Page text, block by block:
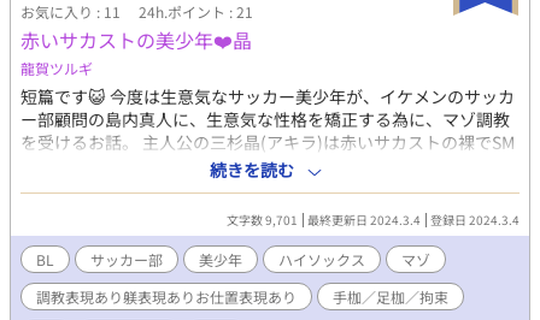
お気に入り : 11 24h.ポイント : 21
赤いサカストの美少年❤️晶
龍賀ツルギ
短篇です😺 今度は生意気なサッカー美少年が、イケメンのサッカ
ー部顧問の島内真人に、生意気な性格を矯正する為に、マゾ調教
を受けるお話。 主人公の三杉晶(アキラ)は赤いサカストの裸でSM
調教を受けます。 目標5000字以内でしたが無理でしたので、せめ
て10000字以内😅
続きを読む
文字数 9,701 最終更新日 2024.3.4 登録日 2024.3.4
BL サッカー部 美少年 ハイソックス
マゾ
調教表現あり躾表現ありお仕置表現あり
手枷／足枷／拘束